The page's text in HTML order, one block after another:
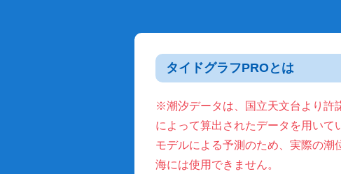
タイドグラフPROとは
※潮汐データは、国立天文台より許
によって算出されたデータを用いて
モデルによる予測のため、実際の潮
海には使用できません。